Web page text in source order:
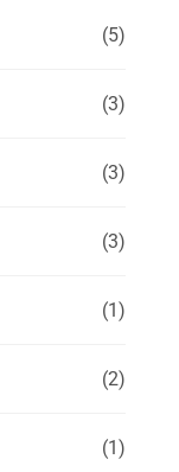
(5)
(3)
(3)
(3)
(1)
(2)
(1)